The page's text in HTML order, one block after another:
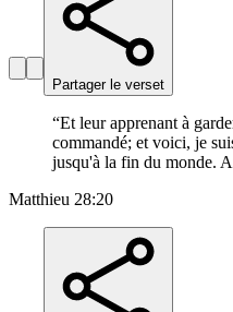
Partager le verset
“Et leur apprenant à
commandé; et voici, je
jusqu'à la fin du monde.
Matthieu 28:20